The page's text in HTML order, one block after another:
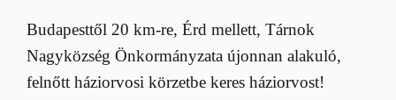
Budapesttől 20 km-re, Érd mellett, Tárnok
Nagyközség Önkormányzata újonnan alakuló,
felnőtt háziorvosi körzetbe keres háziorvost!